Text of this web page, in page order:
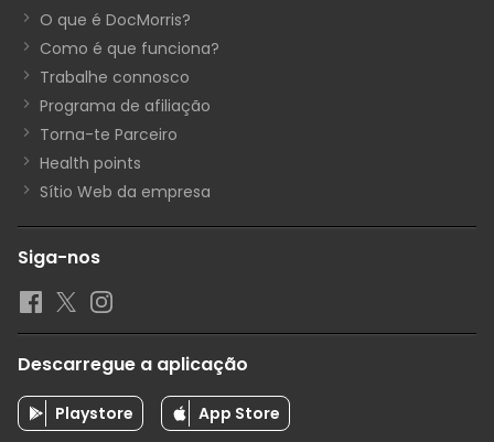
O que é DocMorris?
Como é que funciona?
Trabalhe connosco
Programa de afiliação
Torna-te Parceiro
Health points
Sítio Web da empresa
Siga-nos
Descarregue a aplicação
Playstore App Store